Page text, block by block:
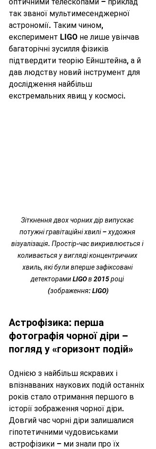
так званої мультимесенджерної
астрономії. Таким чином,
експеримент LIGO не лише увінчав
багаторічні зусилля фізиків
підтвердити теорію Ейнштейна, а й
дав людству новий інструмент для
дослідження найбільш
екстремальних явищ у космосі.
Зіткнення двох чорних дір випускає
потужні гравітаційні хвилі – художня
візуалізація. Простір-час викривлюється і
коливається у вигляді концентричних
хвиль, які були вперше зафіксовані
детекторами LIGO в 2015 році
(зображення: LIGO)
Астрофізика: перша
фотографія чорної діри –
погляд у «горизонт подій»
Однією з найбільш яскравих і
впізнаваних наукових подій останніх
років стало отримання першого в
історії зображення чорної діри.
Довгий час чорні діри залишалися
гіпотетичними чудовиськами
астрофізики – ми знали про їх